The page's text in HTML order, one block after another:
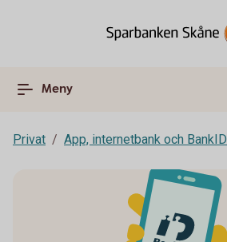
Meny
Privat App, internetbank och BankID